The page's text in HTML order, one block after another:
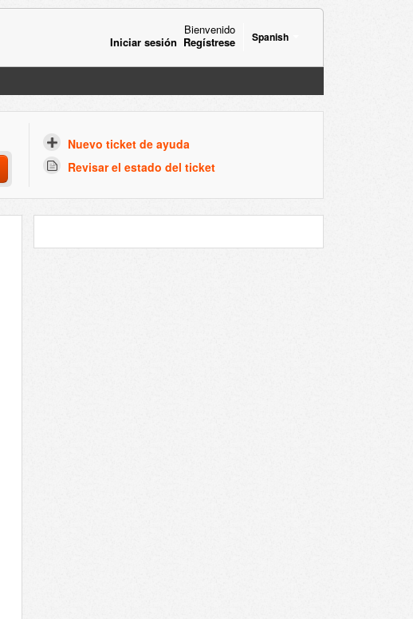
Spanish
Bienvenido
Iniciar sesión Regístrese
Nuevo ticket de ayuda
Revisar el estado del ticket